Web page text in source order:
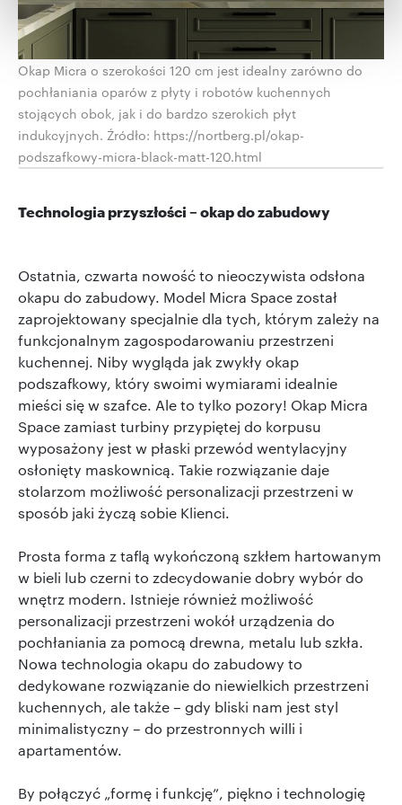
Wykorzystujemy pliki cookie do spersonalizowania treści
i reklam, aby oferować funkcje społecznościowe i
analizować ruch w naszej witrynie. Informacje o tym, jak
korzystasz z naszej witryny, udostępniamy partnerom
społecznościowym, reklamowym i analitycznym.
Partnerzy mogą połączyć te informacje z innymi danymi
otrzymanymi od Ciebie lub uzyskanymi podczas
Okap Micra o szerokości 120 cm jest idealny zarówno do
pochłaniania oparów z płyty i robotów kuchennych
stojących obok, jak i do bardzo szerokich płyt
indukcyjnych. Źródło: https://nortberg.pl/okap-
podszafkowy-micra-black-matt-120.html
Technologia przyszłości – okap do zabudowy
Ostatnia, czwarta nowość to nieoczywista odsłona
okapu do zabudowy. Model Micra Space został
zaprojektowany specjalnie dla tych, którym zależy na
funkcjonalnym zagospodarowaniu przestrzeni
kuchennej. Niby wygląda jak zwykły okap
podszafkowy, który swoimi wymiarami idealnie
mieści się w szafce. Ale to tylko pozory! Okap Micra
Space zamiast turbiny przypiętej do korpusu
wyposażony jest w płaski przewód wentylacyjny
osłonięty maskownicą. Takie rozwiązanie daje
stolarzom możliwość personalizacji przestrzeni w
sposób jaki życzą sobie Klienci.
Prosta forma z taflą wykończoną szkłem hartowanym
w bieli lub czerni to zdecydowanie dobry wybór do
wnętrz modern. Istnieje również możliwość
personalizacji przestrzeni wokół urządzenia do
pochłaniania za pomocą drewna, metalu lub szkła.
Nowa technologia okapu do zabudowy to
dedykowane rozwiązanie do niewielkich przestrzeni
kuchennych, ale także – gdy bliski nam jest styl
minimalistyczny – do przestronnych willi i
apartamentów.
By połączyć „formę i funkcję”, piękno i technologię